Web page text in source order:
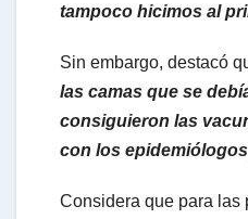
tampoco hicimos al
Sin embargo, destacó
las camas que se
consiguieron las
con los
Considera que para las